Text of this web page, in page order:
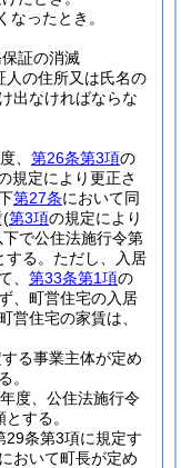
なったとき。
証の消滅
人の住所又は氏名の
出なければならな
、 第26条第3項の
規定により更正さ
第27条において同
(第3項の規定により
下で公住法施行令第
る。 ただし、入居
、 第33条第1項の
、町営住宅の入居
営住宅の家賃は、
る事業主体が定め
。
度、公住法施行令
する。
29条第3項に規定す
おいて町長が定め